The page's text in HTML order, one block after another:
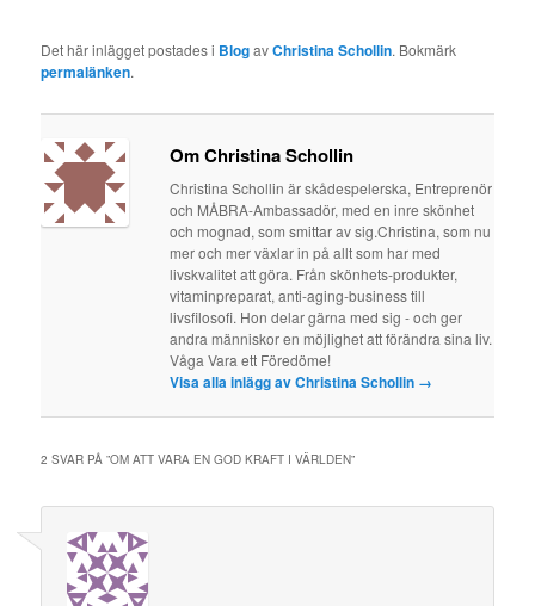
Det här inlägget postades i BlogavChristina Schollin. Bokmärk
permalänken.
Om Christina Schollin
Christina Schollin är skådespelerska, Entreprenör
och MÅBRA-Ambassadör, med en inre skönhet
och mognad, som smittar av sig.Christina, som nu
mer och mer växlar in på allt som har med
livskvalitet att göra. Från skönhets-produkter,
vitaminpreparat, anti-aging-business till
livsfilosofi. Hon delar gärna med sig - och ger
andra människor en möjlighet att förändra sina liv.
Våga Vara ett Föredöme!
Visa alla inlägg av Christina Schollin →
2 SVAR PÅ ”OM ATT VARA EN GOD KRAFT I VÄRLDEN”